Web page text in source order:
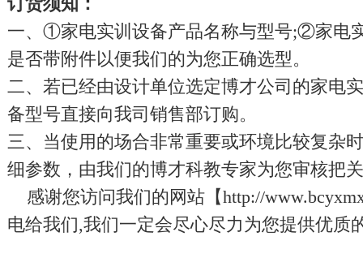
订货须知：
一、①家电实训设备产品名称与型号;②家电
是否带附件以便我们的为您正确选型。
二、若已经由设计单位选定博才公司的家电
备型号直接向我司销售部订购。
三、当使用的场合非常重要或环境比较复杂
细参数，由我们的博才科教专家为您审核把
感谢您访问我们的网站【http://
电给我们,我们一定会尽心尽力为您提供优质